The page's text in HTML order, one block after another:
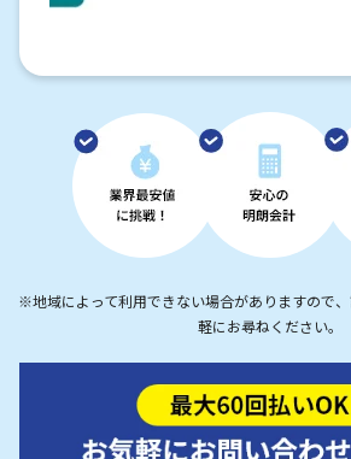
※地域によって利用できない場合がありますので
軽にお尋ねください。